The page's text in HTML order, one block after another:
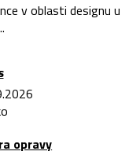
v oblasti designu u
opravy